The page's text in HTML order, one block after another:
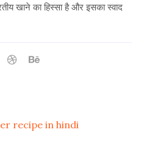
खाने का हिस्सा है और इसका स्वाद
recipe in hindi